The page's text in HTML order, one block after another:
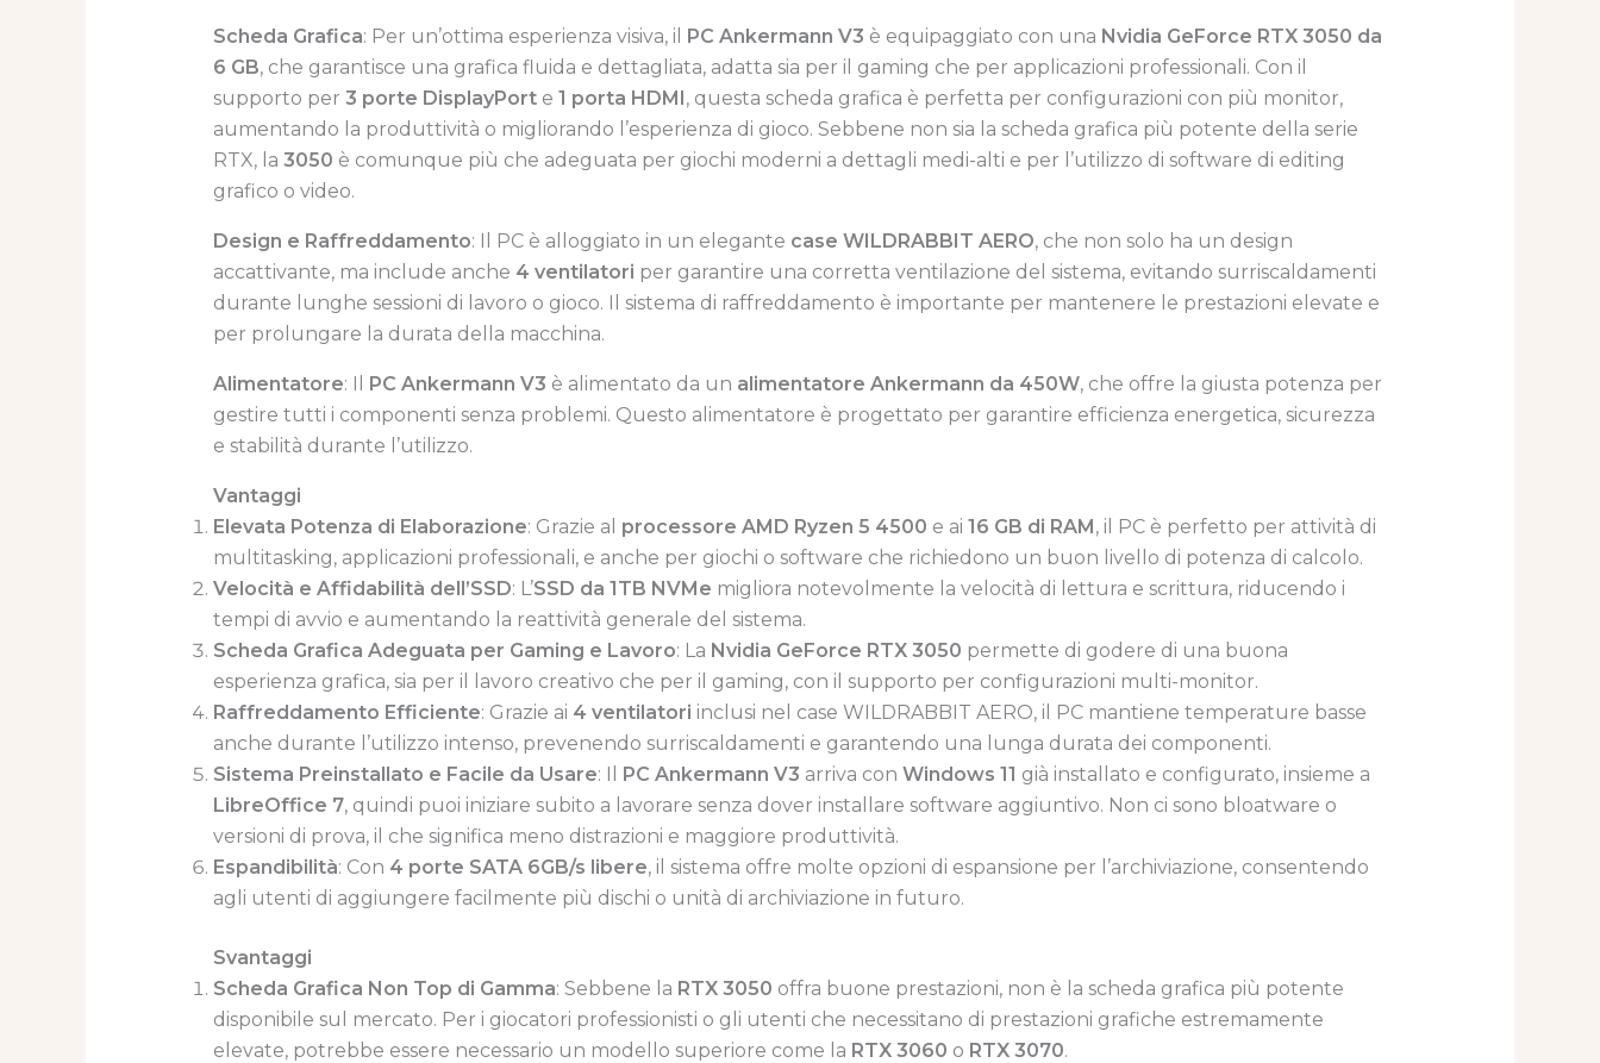
Scheda Grafica: Per un’ottima esperienza visiva, il PC Ankermann V3 è equipaggiato con una Nvidia GeForce RTX 3050 da
6 GB, che garantisce una grafica fluida e dettagliata, adatta sia per il gaming che per applicazioni professionali. Con il
supporto per 3 porte DisplayPorte 1 porta HDMI , questa scheda grafica è perfetta per configurazioni con più monitor,
aumentando la produttività o migliorando l’esperienza di gioco. Sebbene non sia la scheda grafica più potente della serie
RTX, la 3050 è comunque più che adeguata per giochi moderni a dettagli medi-alti e per l’utilizzo di software di editing
grafico o video.
Design e Raffreddamento: Il PC è alloggiato in un elegante case WILDRABBIT AERO, che non solo ha un design
accattivante, ma include anche 4 ventilatori per garantire una corretta ventilazione del sistema, evitando surriscaldamenti
durante lunghe sessioni di lavoro o gioco. Il sistema di raffreddamento è importante per mantenere le prestazioni elevate e
per prolungare la durata della macchina.
Alimentatore: Il PC Ankermann V3 è alimentato da un alimentatore Ankermann da 450W, che offre la giusta potenza per
gestire tutti i componenti senza problemi. Questo alimentatore è progettato per garantire efficienza energetica, sicurezza
e stabilità durante l’utilizzo.
Vantaggi
Elevata Potenza di Elaborazione: Grazie al processore AMD Ryzen 5 4500 e ai 16 GB di RAM , il PC è perfetto per attività di
multitasking, applicazioni professionali, e anche per giochi o software che richiedono un buon livello di potenza di calcolo.
Velocità e Affidabilità dell’SSD: L’SSD da 1TB NVMe migliora notevolmente la velocità di lettura e scrittura, riducendo i
tempi di avvio e aumentando la reattività generale del sistema.
Scheda Grafica Adeguata per Gaming e Lavoro: La Nvidia GeForce RTX 3050 permette di godere di una buona
esperienza grafica, sia per il lavoro creativo che per il gaming, con il supporto per configurazioni multi-monitor.
Raffreddamento Efficiente: Grazie ai 4 ventilatori inclusi nel case WILDRABBIT AERO, il PC mantiene temperature basse
anche durante l’utilizzo intenso, prevenendo surriscaldamenti e garantendo una lunga durata dei componenti.
Sistema Preinstallato e Facile da Usare: Il PC Ankermann V3 arriva con Windows 11 già installato e configurato, insieme a
LibreOffice 7, quindi puoi iniziare subito a lavorare senza dover installare software aggiuntivo. Non ci sono bloatware o
versioni di prova, il che significa meno distrazioni e maggiore produttività.
Espandibilità: Con 4 porte SATA 6GB/s libere, il sistema offre molte opzioni di espansione per l’archiviazione, consentendo
agli utenti di aggiungere facilmente più dischi o unità di archiviazione in futuro.
Svantaggi
Scheda Grafica Non Top di Gamma: Sebbene la RTX 3050 offra buone prestazioni, non è la scheda grafica più potente
disponibile sul mercato. Per i giocatori professionisti o gli utenti che necessitano di prestazioni grafiche estremamente
elevate, potrebbe essere necessario un modello superiore come la RTX 3060 o RTX 3070.